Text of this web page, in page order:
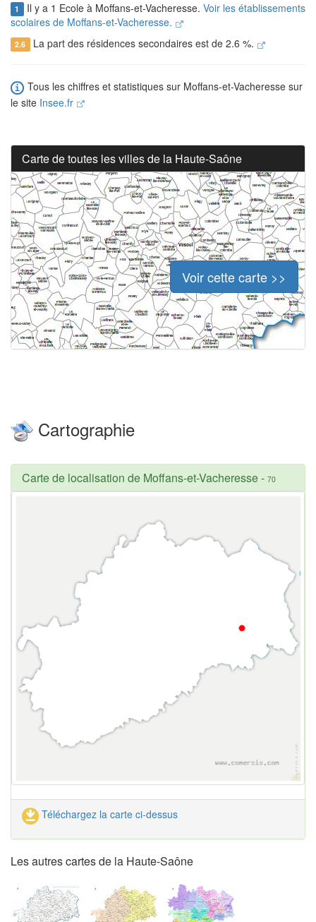
1 Il y a 1 Ecole à Moffans-et-Vacheresse. Voir les établissements
scolaires de Moffans-et-Vacheresse.
2.6 La part des résidences secondaires est de 2.6 %.
Tous les chiffres et statistiques sur Moffans-et-Vacheresse sur
le site Insee.fr
Carte de toutes les villes de la Haute-Saône
Voir cette carte >>
Cartographie
Carte de localisation de Moffans-et-Vacheresse- 70
Téléchargez la carte ci-dessus
Les autres cartes de la Haute-Saône